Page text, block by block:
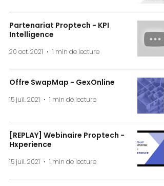
Partenariat Proptech - KPI
Intelligence
20 oct. 2021 1 min de lecture
Offre SwapMap - GexOnline
15 juil. 2021 1 min de lecture
[REPLAY] Webinaire Proptech -
Hxperience
15 juil. 2021 1 min de lecture